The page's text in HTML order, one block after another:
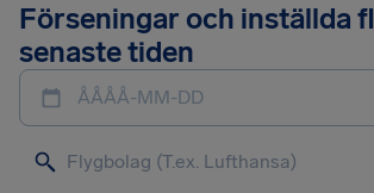
Förseningar och inställda
senaste tiden
ÅÅÅÅ-MM-DD